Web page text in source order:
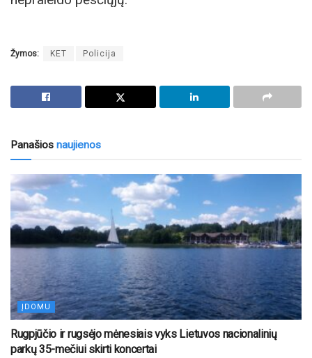
Žymos: KET Policija
Panašios naujienos
ĮDOMU
Rugpjūčio ir rugsėjo mėnesiais vyks Lietuvos nacionalinių
parkų 35-mečiui skirti koncertai